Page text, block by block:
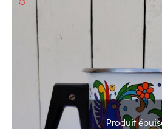
Produit